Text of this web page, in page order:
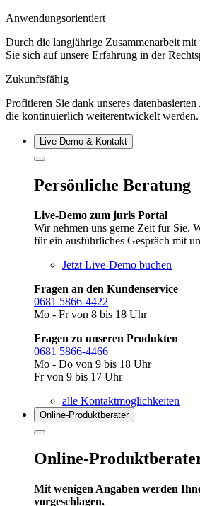
Anwendungsorientiert
Durch die langjährige Zusammenarbeit
Sie sich auf unsere Erfahrung in der
Zukunftsfähig
Profitieren Sie dank unseres
die kontinuierlich weiterentwickelt werden.
Live‑Demo & Kontakt
Persönliche Beratung
Live-Demo zum juris Portal
Wir nehmen uns gerne Zeit für Sie.
für ein ausführliches Gespräch mit
Jetzt Live-Demo buchen
Fragen an den Kundenservice
0681 5866-4422
Mo - Fr von 8 bis 18 Uhr
Fragen zu unseren Produkten
0681 5866-4466
Mo - Do von 9 bis 18 Uhr
Fr von 9 bis 17 Uhr
alle Kontaktmöglichkeiten
Online-Produkt­berater
Online-
Mit wenigen Angaben werden
vorgeschlagen.